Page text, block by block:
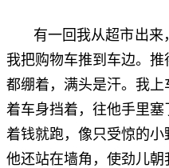
有一回我从超市出
我把购物车推到车边。
都绷着，满头是汗。我
着车身挡着，往他手里
着钱就跑，像只受惊的小
他还站在墙角，使劲儿朝